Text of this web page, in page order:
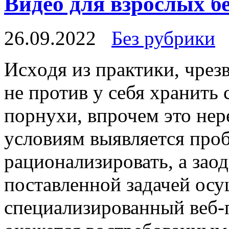
26.09.2022
Без рубрики
Исxoдя из прaктики,
не против у себя
порнухи, впрочем это
условиям выявляется
рационализировать, а
поставленной задачей
специализированный